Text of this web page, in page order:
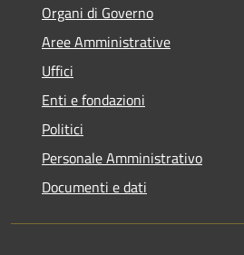
Organi di Governo
Aree Amministrative
Uffici
Enti e fondazioni
Politici
Personale Amministrativo
Documenti e dati